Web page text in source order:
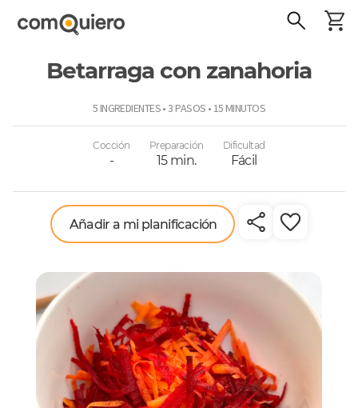
Betarraga con zanahoria
5 INGREDIENTES • 3 PASOS • 15 MINUTOS
Cocción
-
Preparación
15 min.
Dificultad
Fácil
Añadir a mi planificación